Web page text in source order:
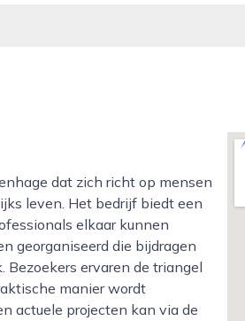
leven. Het bedrijf biedt een
elkaar kunnen
georganiseerd die bijdragen
ervaren de triangel
manier wordt
actuele projecten kan via de